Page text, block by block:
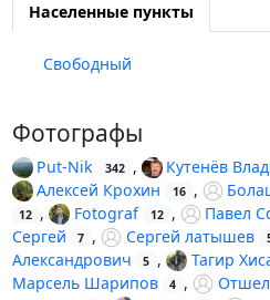
Населенные пункты
Свободный
Фотографы
Put-Nik 342 , Кутенёв
Алексей Крохин
16 ,
12 , Fotograf 12 , Павел
Сергей
7 , Сергей латышев
Александрович
5 , Тагир
Марсель Шарипов
4 ,